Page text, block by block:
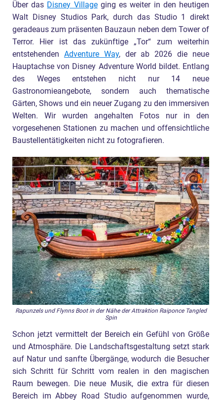
Über das Disney Villageging es weiter in den heutigen
Walt Disney Studios Park, durch das Studio 1 direkt
geradeaus zum präsenten Bauzaun neben dem Tower of
Terror. Hier ist das zukünftige „Tor“ zum weiterhin
entstehenden Adventure Way, der ab 2026 die neue
Hauptachse von Disney Adventure World bildet. Entlang
des Weges entstehen nicht nur 14 neue
Gastronomieangebote, sondern auch thematische
Gärten, Shows und ein neuer Zugang zu den immersiven
Welten. Wir wurden angehalten Fotos nur in den
vorgesehenen Stationen zu machen und offensichtliche
Baustellentätigkeiten nicht zu fotografieren.
Rapunzels und Flynns Boot in der Nähe der Attraktion Raiponce Tangled
Spin
Schon jetzt vermittelt der Bereich ein Gefühl von Größe
und Atmosphäre. Die Landschaftsgestaltung setzt stark
auf Natur und sanfte Übergänge, wodurch die Besucher
sich Schritt für Schritt vom realen in den magischen
Raum bewegen. Die neue Musik, die extra für diesen
Bereich im Abbey Road Studio aufgenommen wurde,